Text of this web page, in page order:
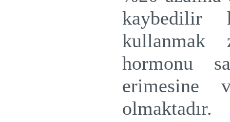
kaybedilir
kullanmak
hormonu
erimesine